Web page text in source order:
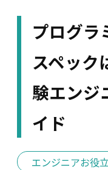
プログラ
スペック
験エンジ
イド
エンジニアお役